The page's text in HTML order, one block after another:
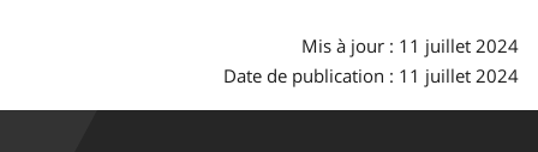
Mis à jour : 11 juillet 2024
Date de publication : 11 juillet 2024